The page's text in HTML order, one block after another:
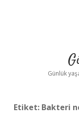
Günlük
Etiket: Bakteri